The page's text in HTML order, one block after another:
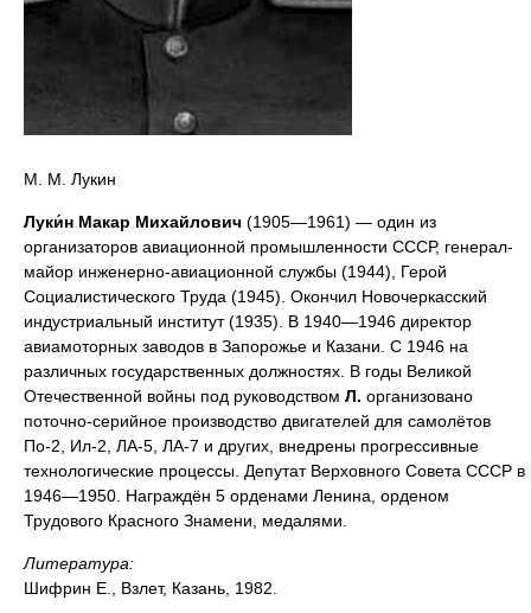
М. М. Лукин
Луки́н Макар Михайлович (1905—1961) — один из
организаторов авиационной промышленности СССР, генерал-
майор инженерно-авиационной службы (1944), Герой
Социалистического Труда (1945). Окончил Новочеркасский
индустриальный институт (1935). В 1940—1946 директор
авиамоторных заводов в Запорожье и Казани. С 1946 на
различных государственных должностях. В годы Великой
Отечественной войны под руководством Л. организовано
поточно-серийное производство двигателей для самолётов
По-2, Ил-2, ЛА-5, ЛА-7 и других, внедрены прогрессивные
технологические процессы. Депутат Верховного Совета СССР в
1946—1950. Награждён 5 орденами Ленина, орденом
Трудового Красного Знамени, медалями.
Литература:
Шифрин Е., Взлет, Казань, 1982.